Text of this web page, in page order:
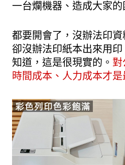
一台爛機器、造成大家的
都要開會了，沒辦法印資
卻沒辦法印紙本出來用
知道，這是很現實的。 對
時間成本、人力成本才是